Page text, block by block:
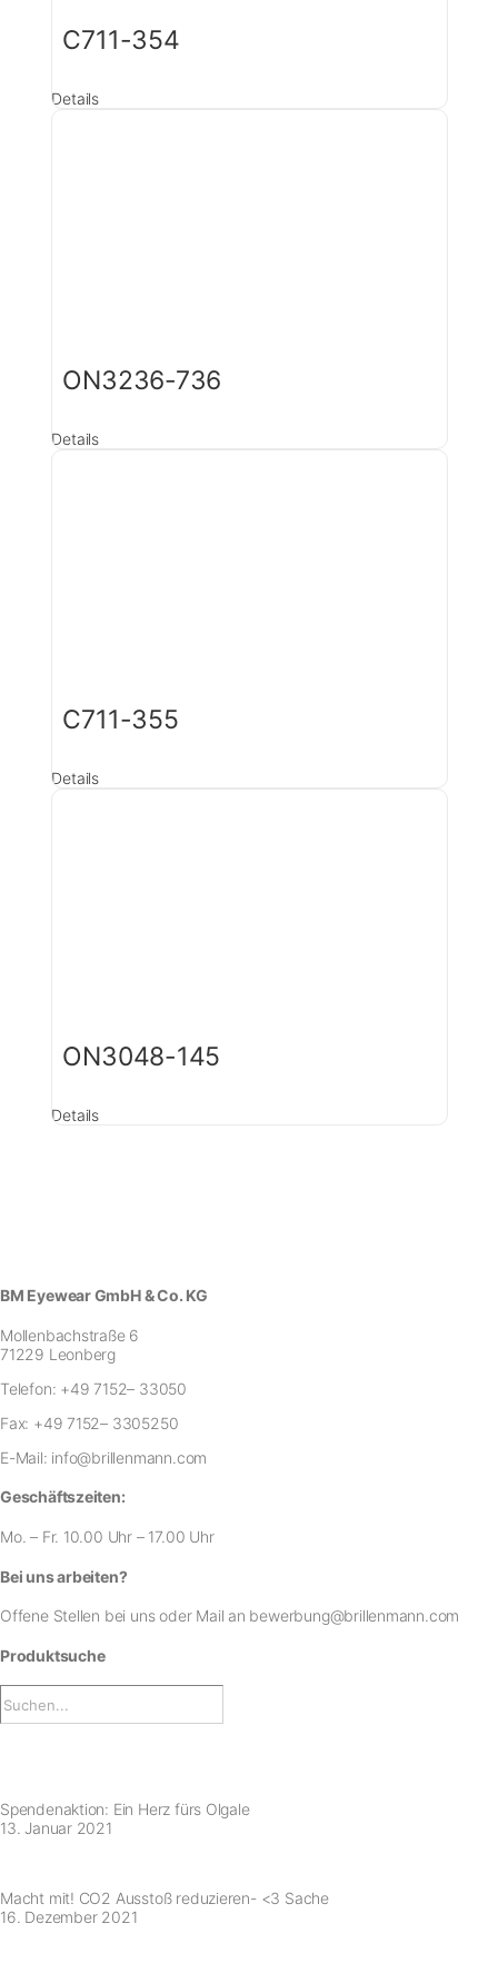
C711-354
Details
ON3236-736
Details
C711-355
Details
ON3048-145
Details
BM Eyewear GmbH & Co. KG
Mollenbachstraße 6
71229 Leonberg
Telefon: +49 7152– 33050
Fax: +49 7152– 3305250
E-Mail: info@brillenmann.com
Geschäftszeiten:
Mo. – Fr. 10.00 Uhr – 17.00 Uhr
Bei uns arbeiten?
Offene Stellen bei unsoder Mail an bewerbung@brillenmann.com
Produktsuche
Spendenaktion: Ein Herz fürs Olgale
13. Januar 2021
Macht mit! CO2 Ausstoß reduzieren- <3 Sache
16. Dezember 2021